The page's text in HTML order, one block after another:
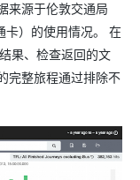
来源于伦敦交通局
卡）的使用情况。 在
果、检查返回的文
完整旅程通过排除不